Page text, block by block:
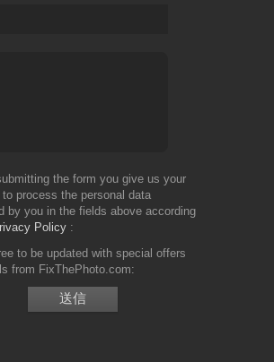
the form you give us your
process the personal data
by you in the fields above according
Policy
to be updated with special offers
from FixThePhoto.com